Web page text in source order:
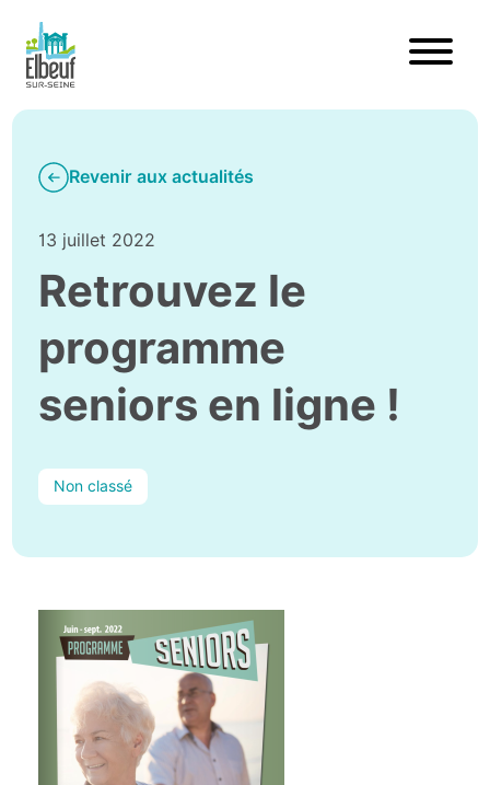
Revenir aux actualités
13 juillet 2022
Retrouvez le
programme
seniors en ligne !
Non classé